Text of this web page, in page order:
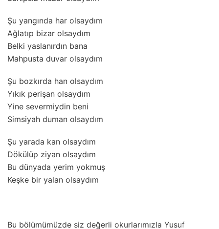
Şu yangında har olsaydım
Ağlatıp bizar olsaydım
Belki yaslanırdın bana
Mahpusta duvar olsaydım
Şu bozkırda han olsaydım
Yıkık perişan olsaydım
Yine severmiydin beni
Simsiyah duman olsaydım
Şu yarada kan olsaydım
Dökülüp ziyan olsaydım
Bu dünyada yerim yokmuş
Keşke bir yalan olsaydım
Bu bölümümüzde siz değerli okurlarımızla Yusuf